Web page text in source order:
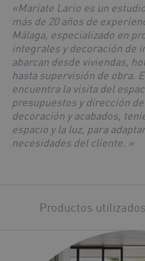
«Mariate Lario es un
más de 20 años de
Málaga, especializado en
integrales y decoración de
abarcan desde viviendas,
hasta supervisión de obra.
encuentra la visita del
presupuestos y dirección
decoración y acabados,
espacio y la luz, para
necesidades del cliente. »
Productos